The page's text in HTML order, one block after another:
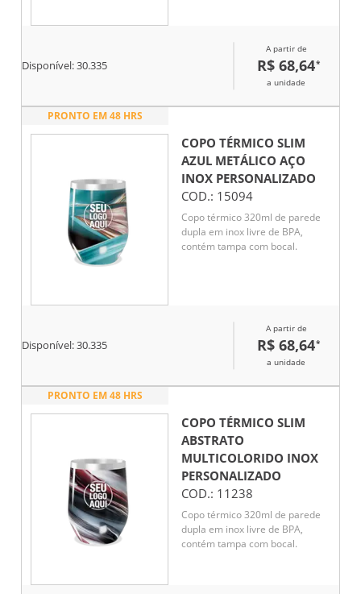
Disponível:30.335
A partir de
R$ 68,64*
a unidade
PRONTO EM 48 HRS
COPO TÉRMICO SLIM
AZUL METÁLICO AÇO
INOX PERSONALIZADO
COD.: 15094
Copo térmico 320ml de parede
dupla em inox livre de BPA,
contém tampa com bocal.
Disponível:30.335
A partir de
R$ 68,64*
a unidade
PRONTO EM 48 HRS
COPO TÉRMICO SLIM
ABSTRATO
MULTICOLORIDO INOX
PERSONALIZADO
COD.: 11238
Copo térmico 320ml de parede
dupla em inox livre de BPA,
contém tampa com bocal.